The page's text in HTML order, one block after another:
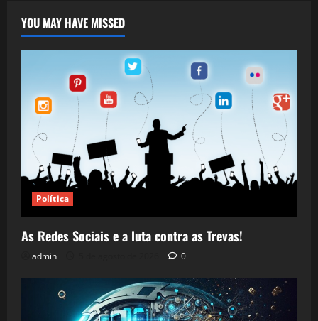
YOU MAY HAVE MISSED
Política
As Redes Sociais e a luta contra as Trevas!
admin 0